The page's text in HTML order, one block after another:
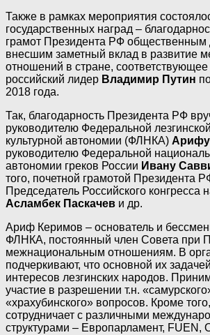
Также в рамках мероприятия
государственных наград –
грамот Президента РФ общественным
внесшим заметный вклад в развитие
отношений в стране,
российский лидер Владимир Путин
2018 года.
Так, благодарность Президента РФ
руководителю Федеральной
культурной автономии (ФЛНКА)
руководителю Федеральной
автономии греков России Ивану
того, почетной грамотой Президента
Председатель Российского конгресса
Асламбек Паскачев и др.
Ариф Керимов – основатель и
ФЛНКА, постоянный член Совета при
межнациональным отношениям. В
подчеркивают, что основной их
интересов лезгинских народов.
участие в разрешении т.н.
«храхубинского» вопросов. Кроме
сотрудничает с различными
структурами – Европарламент, FUEN,